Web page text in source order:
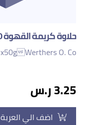
حلاوة كريمة القهوة 50غ
Werthers O. Coee 6x24x50g
3.25 ر.س
اضف الي العربة